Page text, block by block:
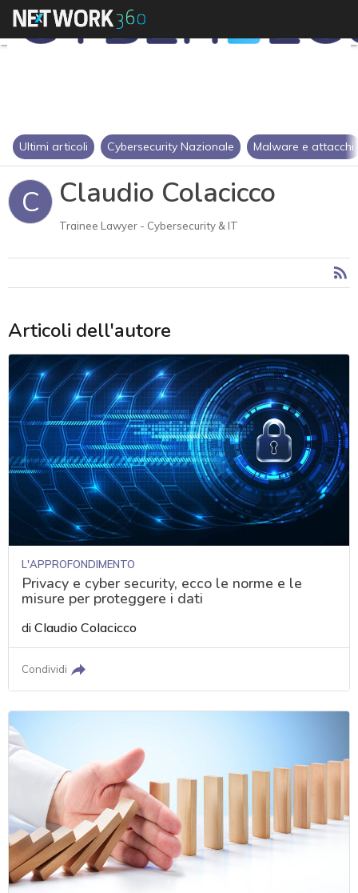
Ultimi articoli Cybersecurity Nazionale Malware e attacchi
C Claudio Colacicco
Trainee Lawyer - Cybersecurity & IT
Articoli dell'autore
L'APPROFONDIMENTO
Privacy e cyber security, ecco le norme e le
misure per proteggere i dati
diClaudio Colacicco
Condividi